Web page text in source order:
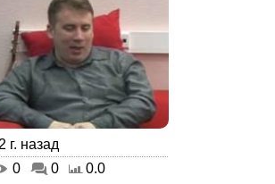
г. назад
0
0 0.0